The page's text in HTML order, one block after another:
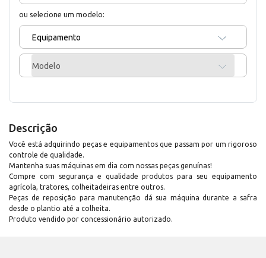
ou selecione um modelo:
Equipamento
Modelo
Descrição
Você está adquirindo peças e equipamentos que passam por um rigoroso
controle de qualidade.
Mantenha suas máquinas em dia com nossas peças genuínas!
Compre com segurança e qualidade produtos para seu equipamento
agrícola, tratores, colheitadeiras entre outros.
Peças de reposição para manutenção dá sua máquina durante a safra
desde o plantio até a colheita.
Produto vendido por concessionário autorizado.